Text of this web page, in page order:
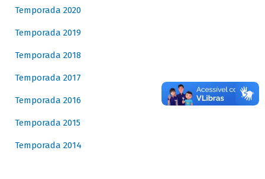
Temporada 2020
Temporada 2019
Temporada 2018
Temporada 2017
Temporada 2016
Temporada 2015
Temporada 2014